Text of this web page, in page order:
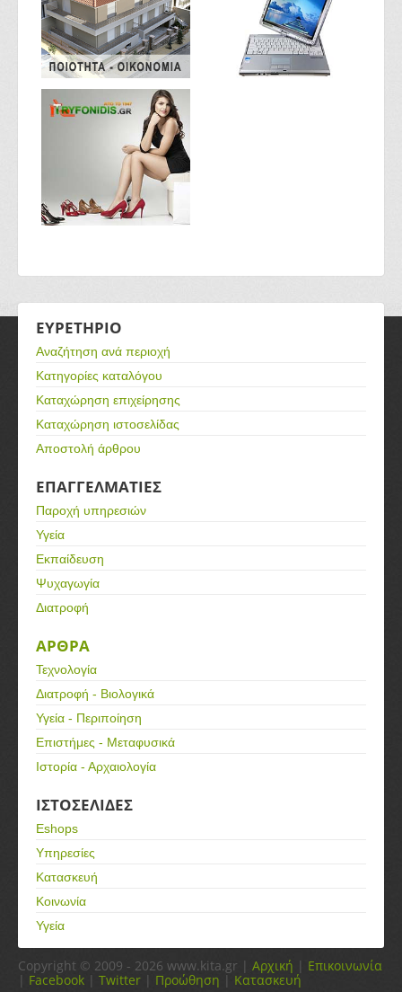
ΕΥΡΕΤΗΡΙΟ
Αναζήτηση ανά περιοχή
Κατηγορίες καταλόγου
Καταχώρηση επιχείρησης
Καταχώρηση ιστοσελίδας
Αποστολή άρθρου
ΕΠΑΓΓΕΛΜΑΤΙΕΣ
Παροχή υπηρεσιών
Υγεία
Εκπαίδευση
Ψυχαγωγία
Διατροφή
ΑΡΘΡΑ
Τεχνολογία
Διατροφή - Βιολογικά
Υγεία - Περιποίηση
Επιστήμες - Μεταφυσικά
Ιστορία - Αρχαιολογία
ΙΣΤΟΣΕΛΙΔΕΣ
Eshops
Υπηρεσίες
Κατασκευή
Κοινωνία
Υγεία
Copyright © 2009 - 2026 www.kita.gr | Αρχική | Επικοινωνία
| Facebook | Twitter | Προώθηση | Κατασκευή